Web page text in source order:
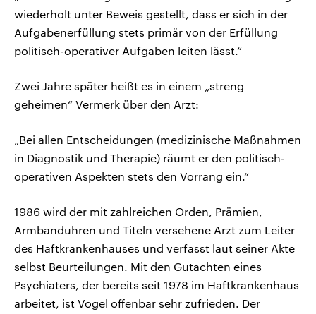
wiederholt unter Beweis gestellt, dass er sich in der
Aufgabenerfüllung stets primär von der Erfüllung
politisch-operativer Aufgaben leiten lässt.“
Zwei Jahre später heißt es in einem „streng
geheimen“ Vermerk über den Arzt:
„Bei allen Entscheidungen (medizinische Maßnahmen
in Diagnostik und Therapie) räumt er den politisch-
operativen Aspekten stets den Vorrang ein.“
1986 wird der mit zahlreichen Orden, Prämien,
Armbanduhren und Titeln versehene Arzt zum Leiter
des Haftkrankenhauses und verfasst laut seiner Akte
selbst Beurteilungen. Mit den Gutachten eines
Psychiaters, der bereits seit 1978 im Haftkrankenhaus
arbeitet, ist Vogel offenbar sehr zufrieden. Der